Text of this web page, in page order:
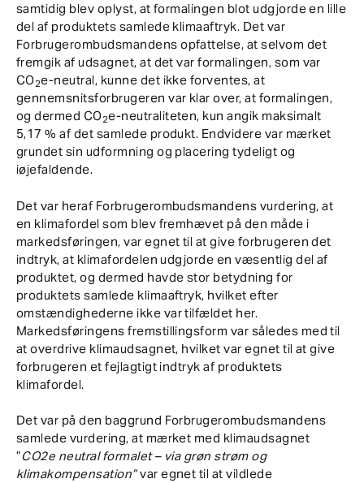
samtidig blev oplyst, at formalingen blot udgjorde en lille
del af produktets samlede klimaaftryk. Det var
Forbrugerombudsmandens opfattelse, at selvom det
fremgik af udsagnet, at det var formalingen, som var
CO2e-neutral, kunne det ikke forventes, at
gennemsnitsforbrugeren var klar over, at formalingen,
og dermed CO2e-neutraliteten, kun angik maksimalt
5,17 % af det samlede produkt. Endvidere var mærket
grundet sin udformning og placering tydeligt og
iøjefaldende.
Det var heraf Forbrugerombudsmandens vurdering, at
en klimafordel som blev fremhævet på den måde i
markedsføringen, var egnet til at give forbrugeren det
indtryk, at klimafordelen udgjorde en væsentlig del af
produktet, og dermed havde stor betydning for
produktets samlede klimaaftryk, hvilket efter
omstændighederne ikke var tilfældet her.
Markedsføringens fremstillingsform var således med til
at overdrive klimaudsagnet, hvilket var egnet til at give
forbrugeren et fejlagtigt indtryk af produktets
klimafordel.
Det var på den baggrund Forbrugerombudsmandens
samlede vurdering, at mærket med klimaudsagnet
”CO2e neutral formalet – via grøn strøm og
klimakompensation”var egnet til at vildlede